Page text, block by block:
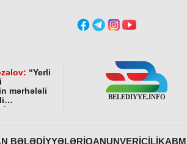
“Yerli
mərhələli
” BƏLƏDIYYƏLƏRIQANUNVERICILIK